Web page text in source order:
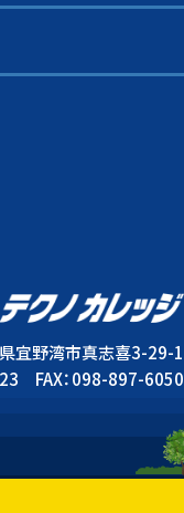
宜野湾市真志喜3-29-1
FAX：098-897-6050
Reserved.